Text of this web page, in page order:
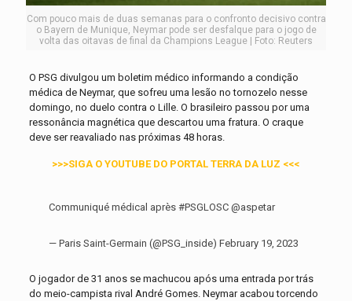
Com pouco mais de duas semanas para o confronto decisivo contra
o Bayern de Munique, Neymar pode ser desfalque para o jogo de
volta das oitavas de final da Champions League | Foto: Reuters
O PSG divulgou um boletim médico informando a condição
médica de Neymar, que sofreu uma lesão no tornozelo nesse
domingo, no duelo contra o Lille. O brasileiro passou por uma
ressonância magnética que descartou uma fratura. O craque
deve ser reavaliado nas próximas 48 horas.
>>>SIGA O YOUTUBE DO PORTAL TERRA DA LUZ <<<
Communiqué médical après #PSGLOSC @aspetar
— Paris Saint-Germain (@PSG_inside) February 19, 2023
O jogador de 31 anos se machucou após uma entrada por trás
do meio-campista rival André Gomes. Neymar acabou torcendo